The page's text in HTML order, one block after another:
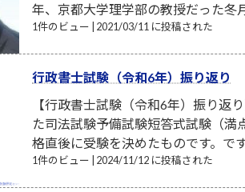
年、京都大学理学部の教授だった冬
1件のビュー 2021/03/11 に投稿された
行政書士試験（令和6年）振り返り
【行政書士試験（令和6年）振り返
た司法試験予備試験短答式試験（
格直後に受験を決めたものです。で
1件のビュー 2024/11/12 に投稿された